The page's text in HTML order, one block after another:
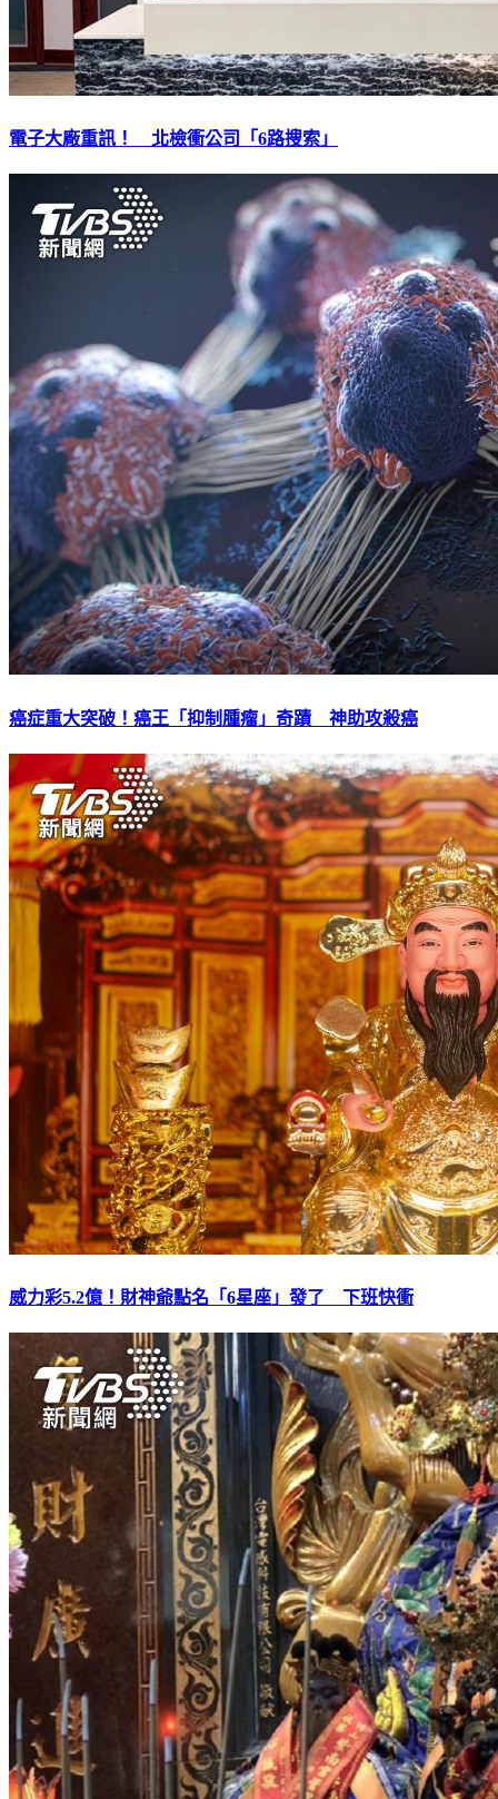
電子大廠重訊！ 北檢衝公司「6路搜索」
癌症重大突破！癌王「抑制腫瘤」奇蹟 神助攻殺癌
威力彩5.2億！財神爺點名「6星座」發了 下班快衝